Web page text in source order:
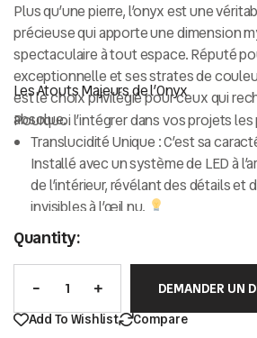
Plus qu’une pierre, l’onyx est une
précieuse qui apporte une dimension
spectaculaire à tout espace. Réputé
exceptionnelleet ses strates de
est le choix privilégié pour ceux qui
absolue.
Les Atouts Majeurs de l’Onyx
Pourquoi l’intégrer dans vos projets
Translucidité Unique :C’est sa
Installé avec un système de LED à
de l’intérieur, révélant des détails et
invisibles à l’œil nu.
Palette Chromatique Rare :
émeraude aux nuances ambrées,
l’onyx offre des contrastes visuels
ne possède.
Finition Miroir :Sa structure cristalline
Quantity:
DEMANDER UN
Add To Wishlist
Compare